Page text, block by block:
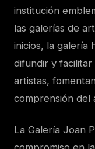
institución
las galerías de
inicios, la galería
difundir y
artistas,
comprensión del
La Galería Joan